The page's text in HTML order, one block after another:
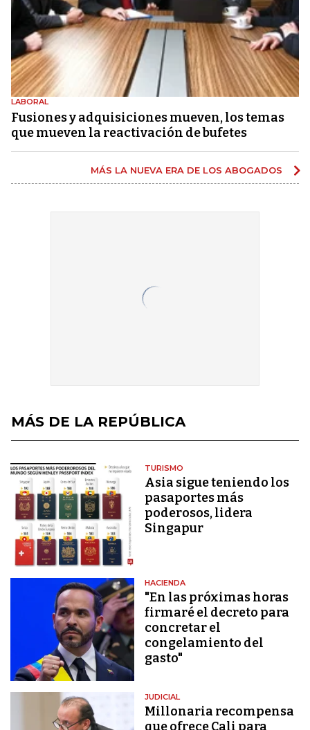
LABORAL
Fusiones y adquisiciones mueven, los temas
que mueven la reactivación de bufetes
MÁS LA NUEVA ERA DE LOS ABOGADOS
MÁS DE LA REPÚBLICA
TURISMO
Asia sigue teniendo los
pasaportes más
poderosos, lidera
Singapur
HACIENDA
"En las próximas horas
firmaré el decreto para
concretar el
congelamiento del
gasto"
JUDICIAL
Millonaria recompensa
que ofrece Cali para